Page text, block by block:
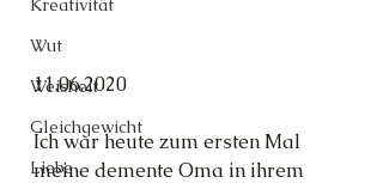
Kreativität
Wut
Weisheit
Gleichgewicht
Liebe
11.06.2020
Ich war heute zum ersten Mal
meine demente Oma in ihrem